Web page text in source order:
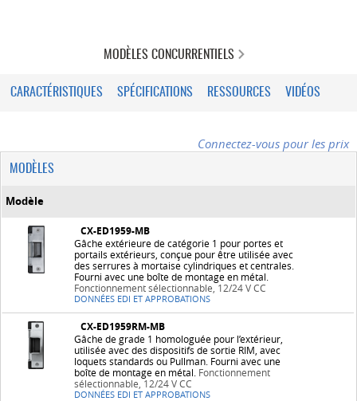
MODÈLES CONCURRENTIELS
CARACTÉRISTIQUES SPÉCIFICATIONS RESSOURCES VIDÉOS
Connectez-vous pour les prix
MODÈLES
Modèle
CX-ED1959-MB
Gâche extérieure de catégorie 1 pour portes et
portails extérieurs, conçue pour être utilisée avec
des serrures à mortaise cylindriques et centrales.
Fourni avec une boîte de montage en métal.
Fonctionnement sélectionnable, 12/24 V CC
DONNÉES EDI ET APPROBATIONS
CX-ED1959RM-MB
Gâche de grade 1 homologuée pour l’extérieur,
utilisée avec des dispositifs de sortie RIM, avec
loquets standards ou Pullman. Fourni avec une
boîte de montage en métal. Fonctionnement
sélectionnable, 12/24 V CC
DONNÉES EDI ET APPROBATIONS